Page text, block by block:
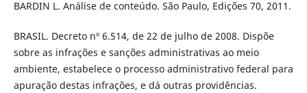
BARDIN L. Análise de conteúdo. São Paulo, Edições 70, 2011.
BRASIL. Decreto nº 6.514, de 22 de julho de 2008. Dispõe
sobre as infrações e sanções administrativas ao meio
ambiente, estabelece o processo administrativo federal para
apuração destas infrações, e dá outras providências.